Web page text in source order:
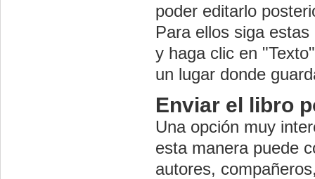
poder editarlo
Para ellos siga
y haga clic en
un lugar donde
Enviar el libro
Una opción muy
esta manera puede
autores,